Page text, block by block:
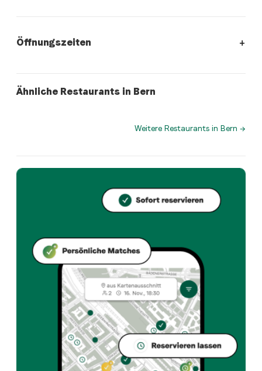
Öffnungszeiten
Ähnliche Restaurants in Bern
fusion
Medusa Restaurant & Lounge Xing Long
Wo befindet sich Aloha Café?
Aloha Café bietet bern und Hamburger restaurant
Reserviere direkt über die Taste Match App – in
Wann ist Aloha Café geöffnet?
Die Taste Match App analysiert deinen
Weitere Restaurants in Bern →